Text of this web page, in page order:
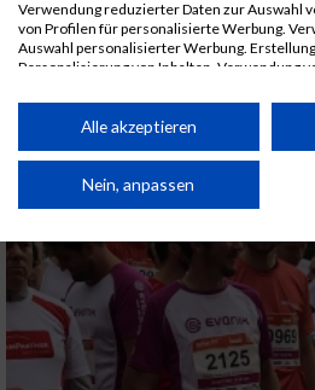
Verwendung reduzierter Daten zur Auswahl
von Profilen für personalisierte Werbung.
Auswahl personalisierter Werbung.
Personalisierung von Inhalten. Verwendung
Performance von Inhalten. Analyse von
Kombinationen von Daten aus
von Inhalten.
Daten können außerhalb der Europäischen
Website/App.
Partnerliste anzeigen (1 IAB-
Wir nutzen Ihre Daten für folgende Zwecke:
IAB-Verarbeitungszwecke:
Alle akzeptieren
Nein, anpassen